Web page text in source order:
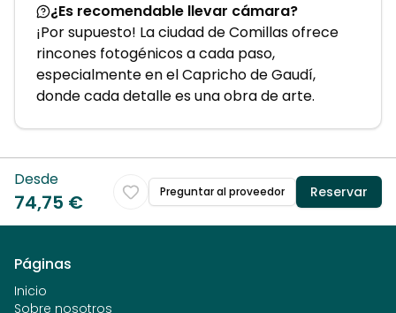
¿Es recomendable llevar cámara?
¡Por supuesto! La ciudad de Comillas ofrece
rincones fotogénicos a cada paso,
especialmente en el Capricho de Gaudí,
donde cada detalle es una obra de arte.
Desde
74,75 € Preguntar al proveedor Reservar
Páginas
Inicio
Sobre nosotros